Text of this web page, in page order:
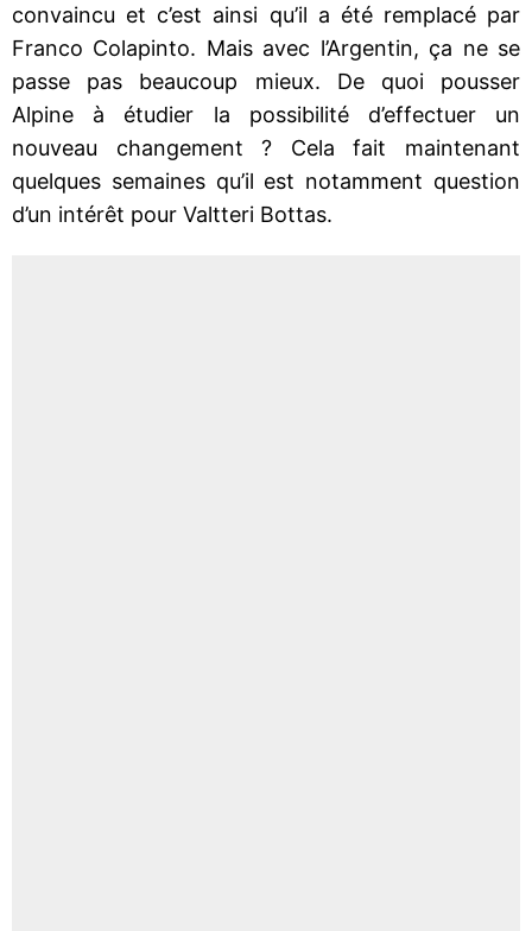
convaincu et c’est ainsi qu’il a été remplacé par
Franco Colapinto. Mais avec l’Argentin, ça ne se
passe pas beaucoup mieux. De quoi pousser
Alpine à étudier la possibilité d’effectuer un
nouveau changement ? Cela fait maintenant
quelques semaines qu’il est notamment question
d’un intérêt pour Valtteri Bottas.